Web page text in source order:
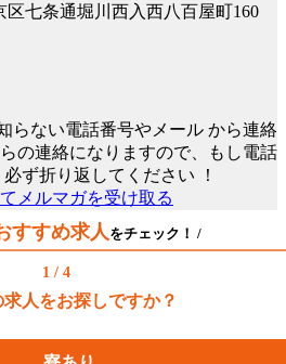
区七条通堀川西入西八百屋町160
らない電話番号やメール から連絡
の連絡になりますので、もし電話
必ず折り返してください ！
すすめ求人をチェック！ /
1 / 4
人をお探しですか？